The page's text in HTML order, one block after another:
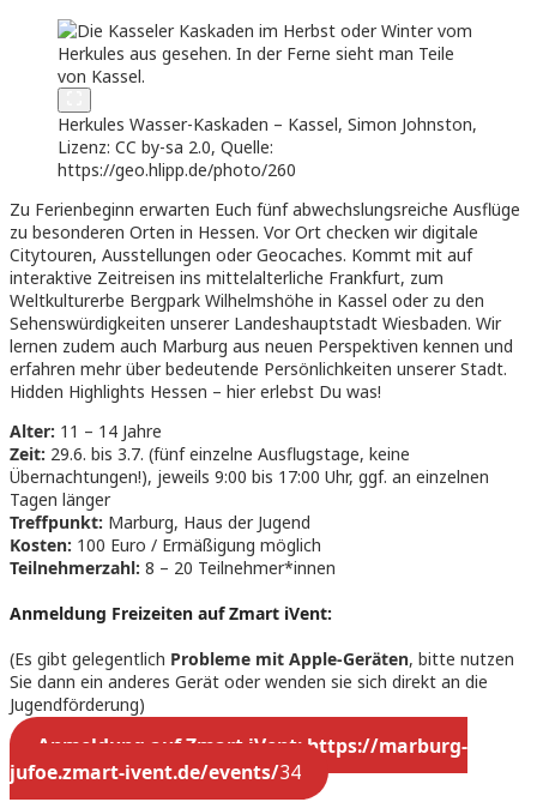
Herkules Wasser-Kaskaden – Kassel, Simon Johnston,
Lizenz: CC by-sa 2.0, Quelle:
https://geo.hlipp.de/photo/260
Zu Ferienbeginn erwarten Euch fünf abwechslungsreiche Ausflüge
zu besonderen Orten in Hessen. Vor Ort checken wir digitale
Citytouren, Ausstellungen oder Geocaches. Kommt mit auf
interaktive Zeitreisen ins mittelalterliche Frankfurt, zum
Weltkulturerbe Bergpark Wilhelmshöhe in Kassel oder zu den
Sehenswürdigkeiten unserer Landeshauptstadt Wiesbaden. Wir
lernen zudem auch Marburg aus neuen Perspektiven kennen und
erfahren mehr über bedeutende Persönlichkeiten unserer Stadt.
Hidden Highlights Hessen – hier erlebst Du was!
Alter: 11 – 14 Jahre
Zeit: 29.6. bis 3.7. (fünf einzelne Ausflugstage, keine
Übernachtungen!), jeweils 9:00 bis 17:00 Uhr, ggf. an einzelnen
Tagen länger
Treffpunkt: Marburg, Haus der Jugend
Kosten: 100 Euro / Ermäßigung möglich
Teilnehmerzahl: 8 – 20 Teilnehmer*innen
Anmeldung Freizeiten auf Zmart iVent:
(Es gibt gelegentlich Probleme mit Apple-Geräten, bitte nutzen
Sie dann ein anderes Gerät oder wenden sie sich direkt an die
Jugendförderung)
Anmeldung auf Zmart iVent: https://marburg-
jufoe.zmart-ivent.de/events/34